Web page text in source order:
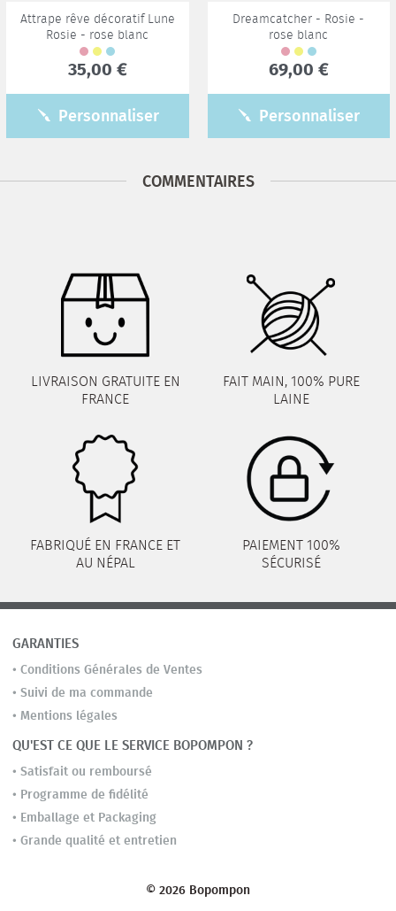
Attrape rêve décoratif Lune
Rosie - rose blanc
35,00 €
Personnaliser
Dreamcatcher - Rosie -
rose blanc
69,00 €
Personnaliser
COMMENTAIRES
LIVRAISON GRATUITE EN
FRANCE
FAIT MAIN, 100% PURE
LAINE
FABRIQUÉ EN FRANCE ET
AU NÉPAL
PAIEMENT 100%
SÉCURISÉ
GARANTIES
• Conditions Générales de Ventes
• Suivi de ma commande
• Mentions légales
QU'EST CE QUE LE SERVICE BOPOMPON ?
• Satisfait ou remboursé
• Programme de fidélité
• Emballage et Packaging
• Grande qualité et entretien
© 2026 Bopompon